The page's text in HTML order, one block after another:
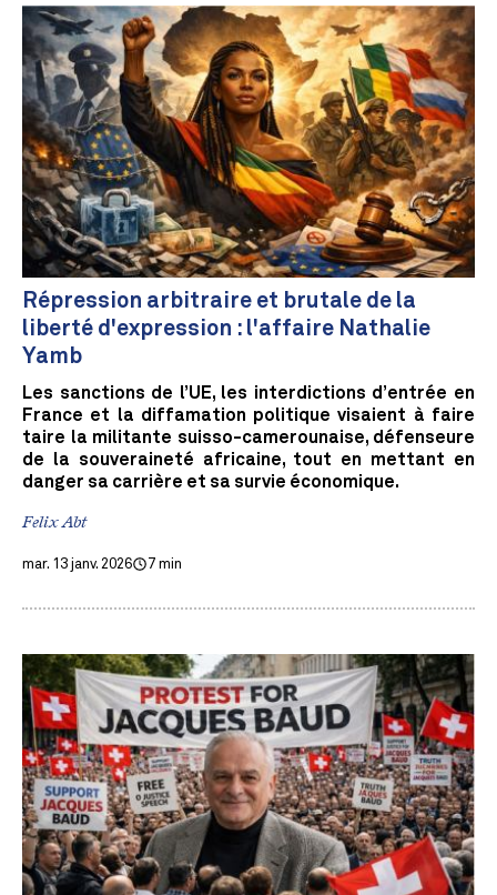
Répression arbitraire et brutale de la
liberté d'expression : l'affaire Nathalie
Yamb
Les sanctions de l’UE, les interdictions d’entrée en
France et la diffamation politique visaient à faire
taire la militante suisso-camerounaise, défenseure
de la souveraineté africaine, tout en mettant en
danger sa carrière et sa survie économique.
Felix Abt
mar. 13 janv. 2026 7 min